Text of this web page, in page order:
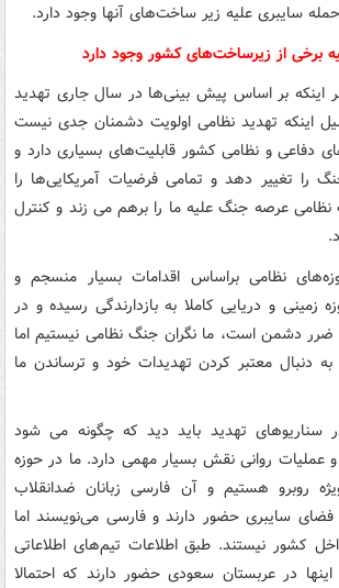
سایبری علیه زیر ساخت‌های آنها وجود دارد.
برخی از زیرساخت‌های کشور وجود دارد
بر اینکه بر اساس پیش بینی‌ها در سال جاری تهدید
اینکه تهدید نظامی اولویت دشمنان جدی نیست
دفاعی و نظامی کشور قابلیت‌های بسیاری دارد و
را تغییر دهد و تمامی فرضیات آمریکایی‌ها را
عرصه جنگ علیه ما را برهم می زند و کنترل
نظامی براساس اقدامات بسیار منسجم و
زمینی و دریایی کاملا به بازدارندگی رسیده و در
ضرر دشمن است، ما نگران جنگ نظامی نیستیم اما
به دنبال معتبر کردن تهدیدات خود و ترساندن ما
سناریوهای تهدید باید دید که چگونه می شود
عملیات روانی نقش بسیار مهمی دارد. ما در حوزه
روبرو هستیم و آن فارسی زبانان ضدانقلاب
سایبری حضور دارند و فارسی می‌نویسند اما
کشور نیستند. طبق اطلاعات تیم‌های اطلاعاتی
درصد از اینها در عربستان سعودی حضور دارند که احتمالا